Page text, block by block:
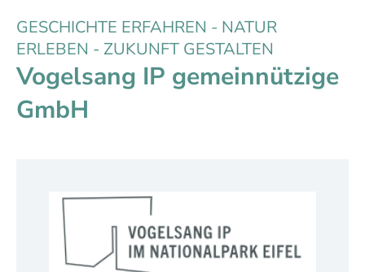
GESCHICHTE ERFAHREN - NATUR
ERLEBEN - ZUKUNFT GESTALTEN
Vogelsang IP gemeinnützige
GmbH